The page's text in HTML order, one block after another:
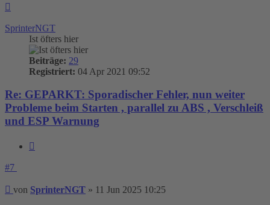
SprinterNGT
Ist öfters hier
Beiträge: 29
Registriert: 04 Apr 2021 09:52
Re: GEPARKT: Sporadischer Fehler, nun weiter
Probleme beim Starten , parallel zu ABS , Verschleiß
und ESP Warnung
#7
Beitrag
von SprinterNGT » 11 Jun 2025 10:25